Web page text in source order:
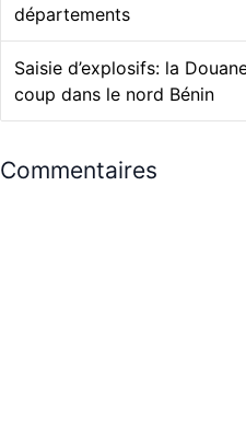
départements
Saisie d’explosifs: la
coup dans le nord Bénin
Commentaires